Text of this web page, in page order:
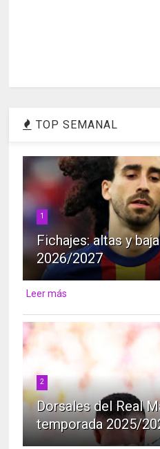
TOP SEMANAL
1
Fichajes: altas y
2026/2027
Leer más
2
Dorsales del Real
temporada 2025/